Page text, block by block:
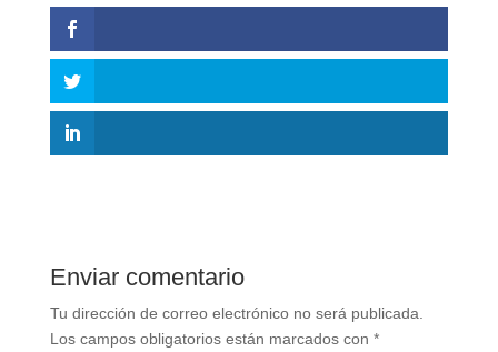
Enviar comentario
Tu dirección de correo electrónico no será publicada.
Los campos obligatorios están marcados con *